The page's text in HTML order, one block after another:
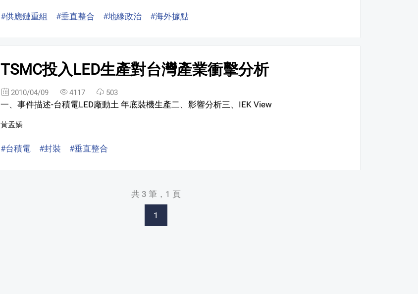
#供應鏈重組 #垂直整合 #地緣政治 #海外據點
TSMC投入LED生產對台灣產業衝擊分析
2010/04/09 4117 503
一、事件描述-台積電LED廠動土 年底裝機生產二、影響分析三、IEK View
黃孟嬌
#台積電 #封裝 #垂直整合
共 3 筆，1 頁
1